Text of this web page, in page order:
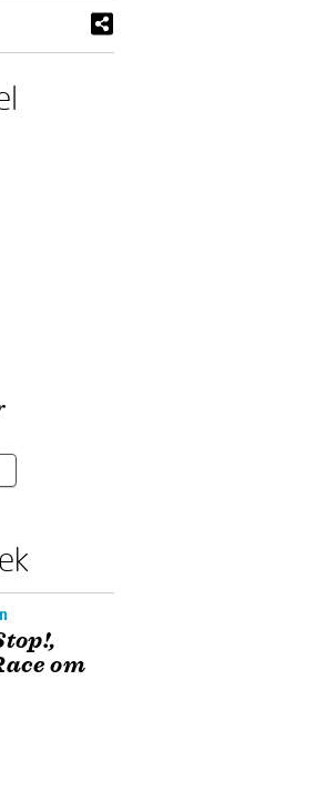
om